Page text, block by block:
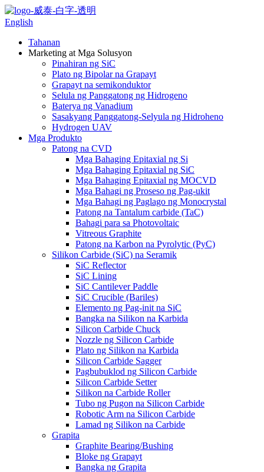
English
Tahanan
Marketing at Mga Solusyon
Pinahiran ng SiC
Plato ng Bipolar na Grapayt
Grapayt na semikonduktor
Selula ng Panggatong ng Hidrogeno
Baterya ng Vanadium
Sasakyang Panggatong-Selyula ng Hidroheno
Hydrogen UAV
Mga Produkto
Patong na CVD
Mga Bahaging Epitaxial ng Si
Mga Bahaging Epitaxial ng SiC
Mga Bahaging Epitaxial ng MOCVD
Mga Bahagi ng Proseso ng Pag-ukit
Mga Bahagi ng Paglago ng Monocrystal
Patong na Tantalum carbide (TaC)
Bahagi para sa Photovoltaic
Vitreous Graphite
Patong na Karbon na Pyrolytic (PyC)
Silikon Carbide (SiC) na Seramik
SiC Reflector
SiC Lining
SiC Cantilever Paddle
SiC Crucible (Bariles)
Elemento ng Pag-init na SiC
Bangka na Silikon na Karbida
Silicon Carbide Chuck
Nozzle ng Silicon Carbide
Plato ng Silikon na Karbida
Silicon Carbide Sagger
Pagbubuklod ng Silicon Carbide
Silicon Carbide Setter
Silikon na Carbide Roller
Tubo ng Pugon na Silicon Carbide
Robotic Arm na Silicon Carbide
Lamad ng Silikon na Carbide
Grapita
Graphite Bearing/Bushing
Bloke ng Grapayt
Bangka ng Grapita